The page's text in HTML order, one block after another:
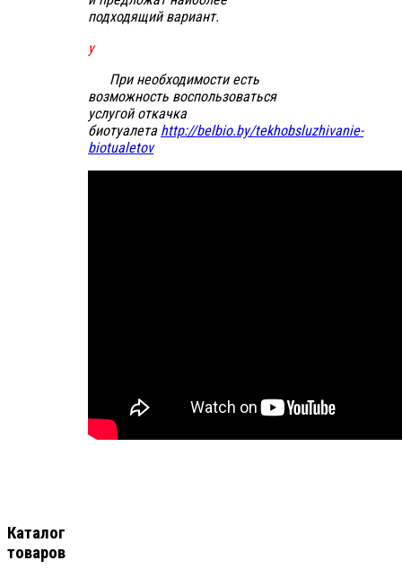
подходящий вариант.
у
При необходимости есть
возможность воспользоваться
услугой откачка
биотуалета http://belbio.by/tekhobsluzhivanie-
biotualetov
Каталог
товаров